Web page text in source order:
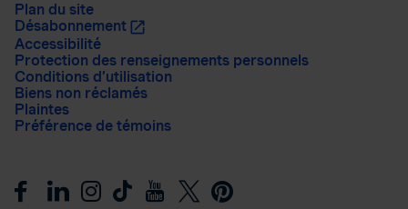
Plan du site
Désabonnement
Accessibilité
Protection des renseignements personnels
Conditions d’utilisation
Biens non réclamés
Plaintes
Préférence de témoins